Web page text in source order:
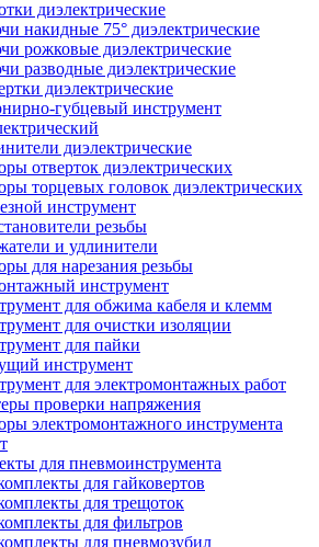
диэлектрические
накидные 75° диэлектрические
рожковые диэлектрические
разводные диэлектрические
диэлектрические
губцевый инструмент
диэлектрические
отверток диэлектрических
торцевых головок диэлектрических
инструмент
резьбы
и удлинители
для нарезания резьбы
инструмент
для обжима кабеля и клемм
для очистки изоляции
для пайки
инструмент
для электромонтажных работ
проверки напряжения
электромонтажного инструмента
для пневмоинструмента
для гайковертов
для трещоток
для фильтров
для пневмозубил